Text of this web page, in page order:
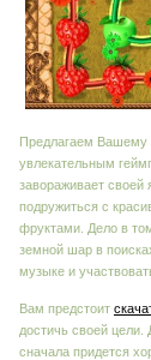
Предлагаем Вашему
увлекательным
завораживает своей
подружиться с
фруктами. Дело в
земной шар в
музыке и
Вам предстоит
достичь своей
сначала придется